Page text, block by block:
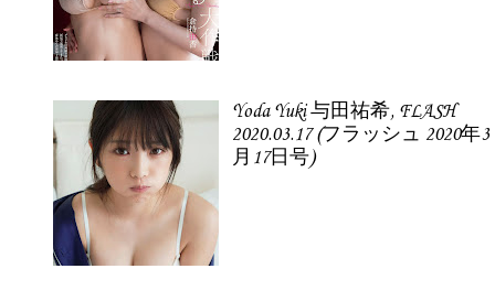
Yoda Yuki 与田祐希, FLASH
2020.03.17 (フラッシュ 2020年3
月17日号)